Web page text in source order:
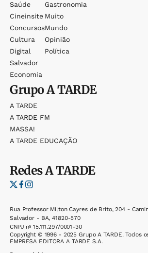
Saúde
Cineinsite
Concursos
Cultura
Digital
Salvador
Economia
Gastronomia
Muito
Mundo
Opinião
Política
GrupoA TARDE
A TARDE
A TARDE FM
MASSA!
A TARDE EDUCAÇÃO
RedesA TARDE
Rua Professor Milton Cayres de Brito, 204 -
Salvador - BA, 41820-570
CNPJ nº 15.111.297/0001-30
Copyright © 1996 - 2025 Grupo A TARDE. Todos
EMPRESA EDITORA A TARDE S.A.